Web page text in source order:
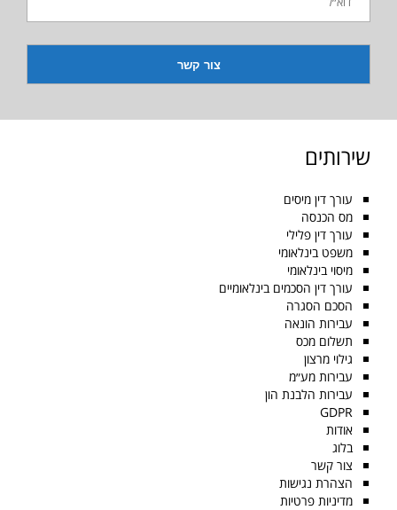
שירותים
עורך דין מיסים
מס הכנסה
עורך דין פלילי
משפט בינלאומי
מיסוי בינלאומי
עורך דין הסכמים בינלאומיים
הסכם הסגרה
עבירות הונאה
תשלום מכס
גילוי מרצון
עבירות מע״מ
עבירות הלבנת הון
GDPR
אודות
בלוג
צור קשר
הצהרת נגישות
מדיניות פרטיות